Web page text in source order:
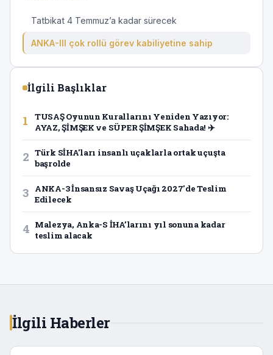
Tatbikat 4 Temmuz’a kadar sürecek
ANKA-III çok rollü görev kabiliyetine sahip
İlgili Başlıklar
1
TUSAŞ Oyunun Kurallarını Yeniden Yazıyor:
AYAZ, ŞİMŞEK ve SÜPER ŞİMŞEK Sahada! ✈️
2 Türk SİHA'ları insanlı uçaklarla ortak uçuşta
başrolde
3
ANKA-3 İnsansız Savaş Uçağı 2027'de Teslim
Edilecek
4 Malezya, Anka-S İHA’larını yıl sonuna kadar
teslim alacak
İlgili Haberler